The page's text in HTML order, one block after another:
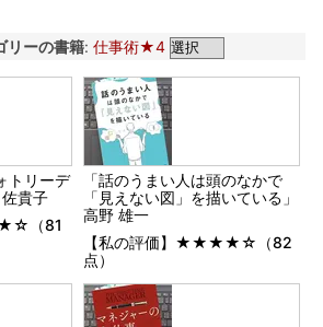
リーの書籍: 仕事術★4
トリーデ
貴子
（81
「話のうまい人は頭のなかで
「見えない図」を描いている」
高野 雄一
【私の評価】★★★★☆（82
点）